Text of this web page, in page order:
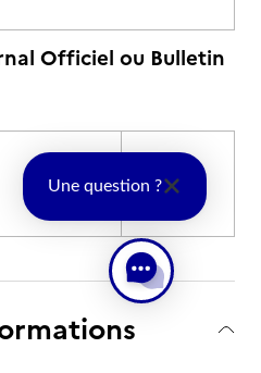
Officiel ou Bulletin
2021
Une question ?